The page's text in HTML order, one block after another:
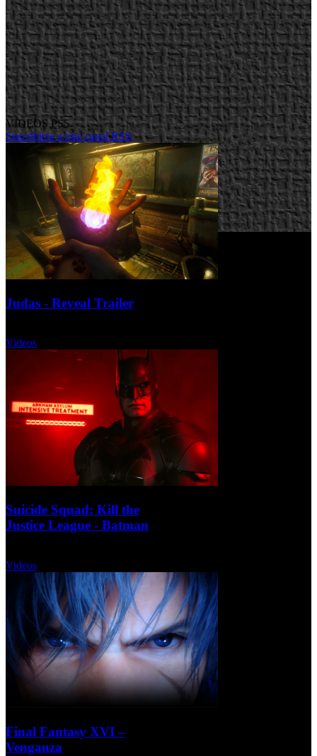
VIDEOS PS5
Suscribirse a este canal RSS
Judas - Reveal Trailer
Videos
Suicide Squad: Kill the
Justice League - Batman
Videos
Final Fantasy XVI –
Venganza